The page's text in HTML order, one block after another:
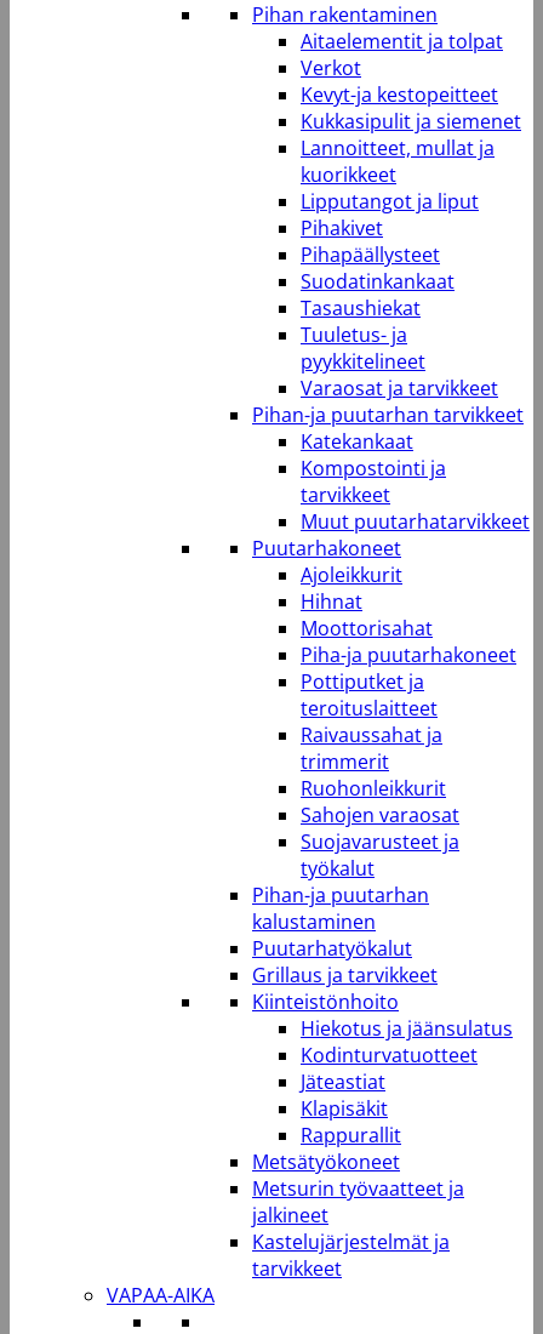
Pihan rakentaminen
Aitaelementit ja tolpat
Verkot
Kevyt-ja kestopeitteet
Kukkasipulit ja siemenet
Lannoitteet, mullat ja
kuorikkeet
Lipputangot ja liput
Pihakivet
Pihapäällysteet
Suodatinkankaat
Tasaushiekat
Tuuletus- ja
pyykkitelineet
Varaosat ja tarvikkeet
Pihan-ja puutarhan tarvikkeet
Katekankaat
Kompostointi ja
tarvikkeet
Muut puutarhatarvikkeet
Puutarhakoneet
Ajoleikkurit
Hihnat
Moottorisahat
Piha-ja puutarhakoneet
Pottiputket ja
teroituslaitteet
Raivaussahat ja
trimmerit
Ruohonleikkurit
Sahojen varaosat
Suojavarusteet ja
työkalut
Pihan-ja puutarhan
kalustaminen
Puutarhatyökalut
Grillaus ja tarvikkeet
Kiinteistönhoito
Hiekotus ja jäänsulatus
Kodinturvatuotteet
Jäteastiat
Klapisäkit
Rappurallit
Metsätyökoneet
Metsurin työvaatteet ja
jalkineet
Kastelujärjestelmät ja
tarvikkeet
VAPAA-AIKA